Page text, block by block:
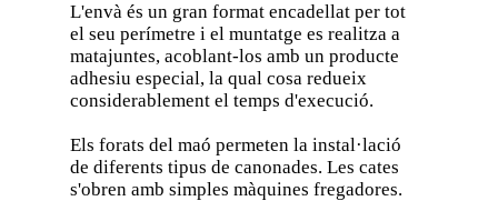
L'envà és un gran format encadellat per tot
el seu perímetre i el muntatge es realitza a
matajuntes, acoblant-los amb un producte
adhesiu especial, la qual cosa redueix
considerablement el temps d'execució.
Els forats del maó permeten la instal·lació
de diferents tipus de canonades. Les cates
s'obren amb simples màquines fregadores.